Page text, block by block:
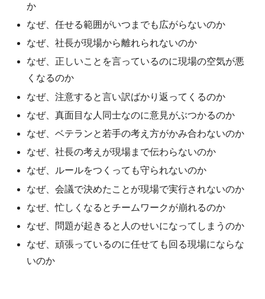
か
なぜ、任せる範囲がいつまでも広がらないのか
なぜ、社長が現場から離れられないのか
なぜ、正しいことを言っているのに現場の空気が悪
くなるのか
なぜ、注意すると言い訳ばかり返ってくるのか
なぜ、真面目な人同士なのに意見がぶつかるのか
なぜ、ベテランと若手の考え方がかみ合わないのか
なぜ、社長の考えが現場まで伝わらないのか
なぜ、ルールをつくっても守られないのか
なぜ、会議で決めたことが現場で実行されないのか
なぜ、忙しくなるとチームワークが崩れるのか
なぜ、問題が起きると人のせいになってしまうのか
なぜ、頑張っているのに任せても回る現場にならな
いのか